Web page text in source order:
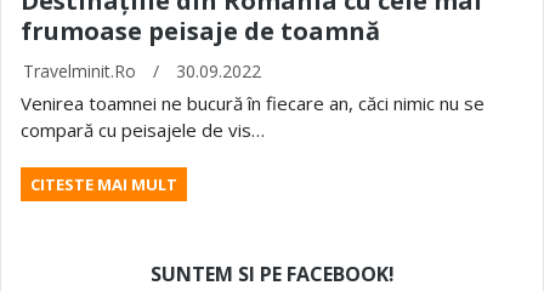
frumoase peisaje de toamnă
Travelminit.ro / 30.09.2022
Venirea toamnei ne bucură în fiecare an, căci nimic nu se
compară cu peisajele de vis…
CITESTE MAI MULT
SUNTEM SI PE FACEBOOK!